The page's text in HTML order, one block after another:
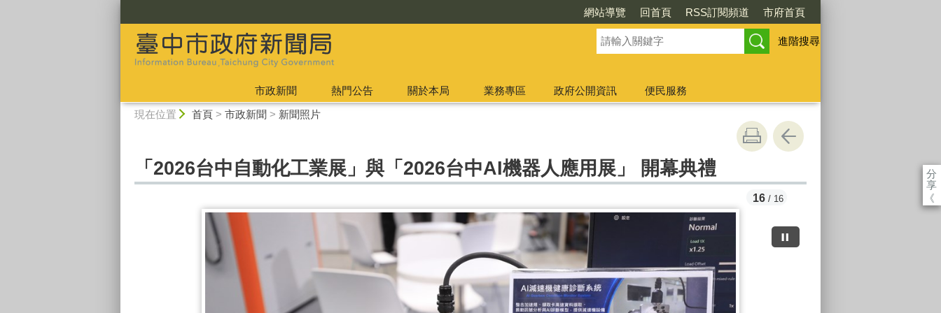
網站導覽 回首頁 RSS訂閱頻道 市府首頁
進階搜尋
市政新聞 熱門公告 關於本局 業務專區 政府公開資訊
便民服務
現在位置 首頁> 市政新聞 > 新聞照片
分
享
《
「2026台中自動化工業展」與「2026台中AI機器人應用展」 開幕典禮
16 / 16